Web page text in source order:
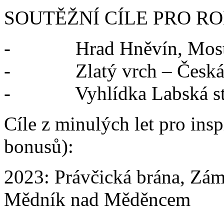
SOUTĚŽNÍ CÍLE PRO
-
Hrad Hněvín,
- Zlatý vrch – Česká
- Vyhlídka Labská
Cíle z minulých let pro
bonusů):
2023: Právčická brána,
Mědník nad Měděncem